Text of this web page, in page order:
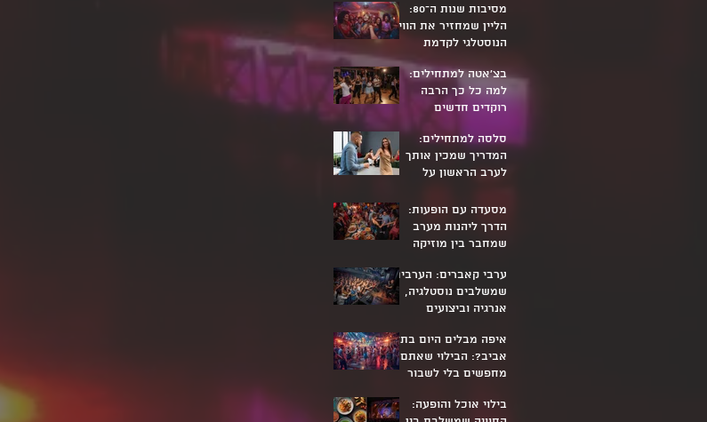
מסיבות שנות ה־80:
הליין שמחזיר את הוויב
הנוסטלגי לקדמת
בצ'אטה למתחילים:
למה כל כך הרבה
רוקדים חדשים
עכשיו?
סלסה למתחילים:
המדריך שמכין אותך
לערב הראשון על
מסעדה עם הופעות:
הדרך ליהנות מערב
שמחבר בין מוזיקה
ערבי קאברים: הערבים
שמשלבים נוסטלגיה,
אנרגיה וביצועים
איפה מבלים היום בתל
אביב?: הבילוי שאתם
מחפשים בלי לשבור
בילוי אוכל והופעה: